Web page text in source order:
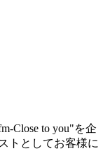
Close to you"を企
トとしてお客様に